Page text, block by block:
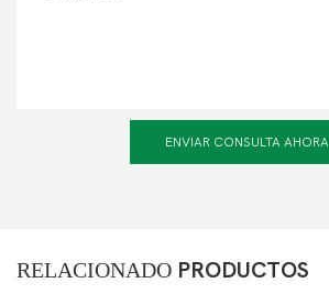
ENVIAR CONSULTA AHORA
RELACIONADO PRODUCTOS